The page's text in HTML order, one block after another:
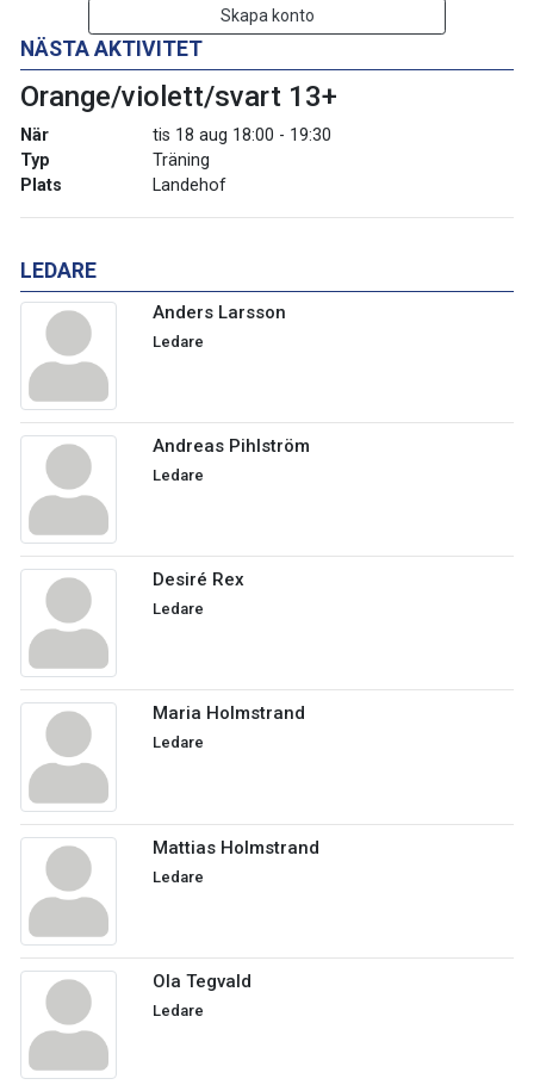
NÄSTA AKTIVITET
Orange/violett/svart 13+
När
tis 18 aug 18:00 - 19:30
Typ
Träning
Plats
Landehof
LEDARE
Anders Larsson
Ledare
Andreas Pihlström
Ledare
Desiré Rex
Ledare
Maria Holmstrand
Ledare
Mattias Holmstrand
Ledare
Ola Tegvald
Ledare
Skapa konto